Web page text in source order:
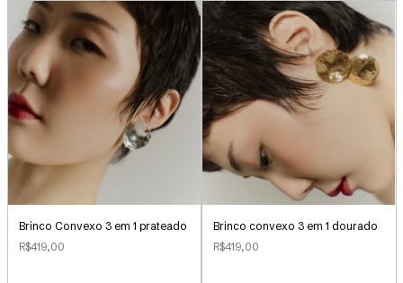
Brinco Convexo 3 em 1 prateado
R$419,00
Brinco convexo 3 em 1 dourado
R$419,00